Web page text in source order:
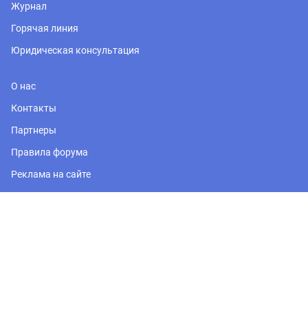
Журнал
Горячая линия
Юридическая консультация
О нас
Контакты
Партнеры
Правила форума
Реклама на сайте